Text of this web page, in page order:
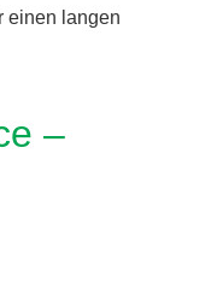
einen langen
–